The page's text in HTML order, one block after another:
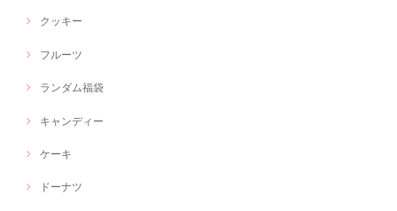
クッキー
フルーツ
ランダム福袋
キャンディー
ケーキ
ドーナツ